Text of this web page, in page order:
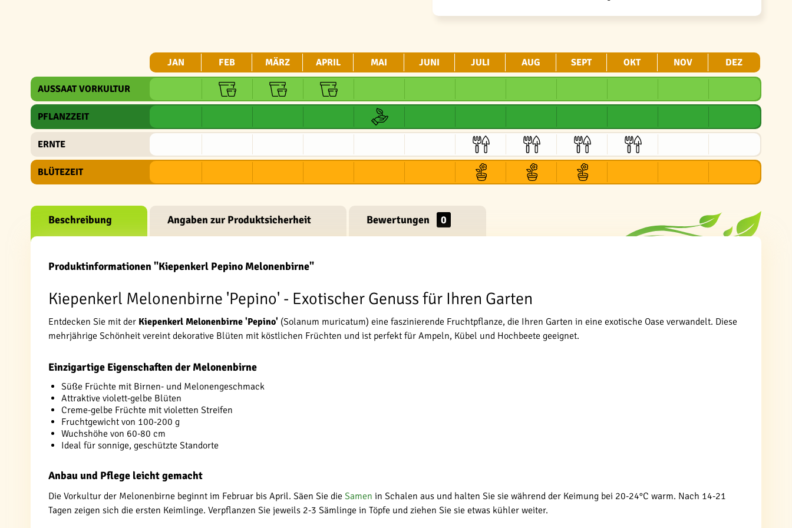
JAN FEB MÄRZ APRIL MAI JUNI JULI AUG SEPT OKT NOV DEZ
AUSSAAT VORKULTUR
PFLANZZEIT
ERNTE
BLÜTEZEIT
Beschreibung Angaben zur Produktsicherheit Bewertungen 0
Produktinformationen "Kiepenkerl Pepino Melonenbirne"
Kiepenkerl Melonenbirne 'Pepino' - Exotischer Genuss für Ihren Garten
Entdecken Sie mit der Kiepenkerl Melonenbirne 'Pepino' (Solanum muricatum) eine faszinierende Fruchtpflanze, die Ihren Garten in eine exotische Oase verwandelt. Diese
mehrjährige Schönheit vereint dekorative Blüten mit köstlichen Früchten und ist perfekt für Ampeln, Kübel und Hochbeete geeignet.
Einzigartige Eigenschaften der Melonenbirne
Süße Früchte mit Birnen- und Melonengeschmack
Attraktive violett-gelbe Blüten
Creme-gelbe Früchte mit violetten Streifen
Fruchtgewicht von 100-200 g
Wuchshöhe von 60-80 cm
Ideal für sonnige, geschützte Standorte
Anbau und Pflege leicht gemacht
Die Vorkultur der Melonenbirne beginnt im Februar bis April. Säen Sie die Samen in Schalen aus und halten Sie sie während der Keimung bei 20-24°C warm. Nach 14-21
Tagen zeigen sich die ersten Keimlinge. Verpflanzen Sie jeweils 2-3 Sämlinge in Töpfe und ziehen Sie sie etwas kühler weiter.